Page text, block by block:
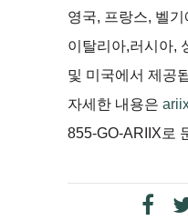
영국, 프랑스, 벨
이탈리아,러시아,
및 미국에서 제공
자세한 내용은
855-GO-ARIIX로